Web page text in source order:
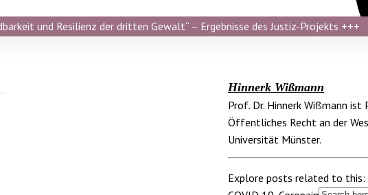
und Resilienz der dritten Gewalt“ – Ergebnisse des Justiz-Projekts +++
Hinnerk Wißmann
Prof. Dr. Hinnerk Wißmann
Öffentliches Recht an der
Universität Münster.
Explore posts related to this: